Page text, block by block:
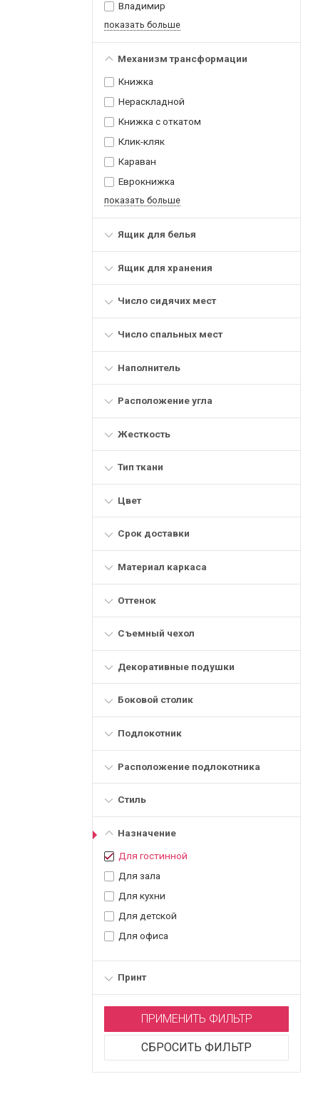
Владимир
показать больше
Механизм трансформации
Книжка
Нераскладной
Книжка с откатом
Клик-кляк
Караван
Еврокнижка
показать больше
Ящик для белья
Ящик для хранения
Число сидячих мест
Число спальных мест
Наполнитель
Расположение угла
Жесткость
Тип ткани
Цвет
Срок доставки
Материал каркаса
Оттенок
Съемный чехол
Декоративные подушки
Боковой столик
Подлокотник
Расположение подлокотника
Стиль
Назначение
Для гостинной
Для зала
Для кухни
Для детской
Для офиса
Принт
ПРИМЕНИТЬ ФИЛЬТР
СБРОСИТЬ ФИЛЬТР